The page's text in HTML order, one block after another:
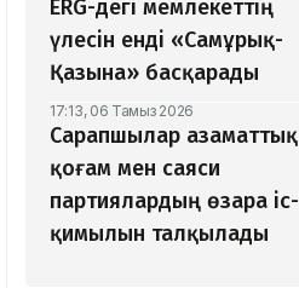
ERG-дегі мемлекеттің
үлесін енді «Самұрық-
Қазына» басқарады
17:13, 06 Тамыз 2026
Сарапшылар азаматтық
қоғам мен саяси
партиялардың өзара іс-
қимылын талқылады